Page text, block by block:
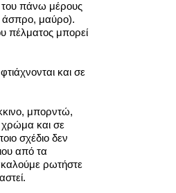
πάνω μέρους
άσπρο, μαύρο).
πέλματος μπορεί
και σε
μπορντώ,
και σε
σχέδιο δεν
από τα
ρωτήστε